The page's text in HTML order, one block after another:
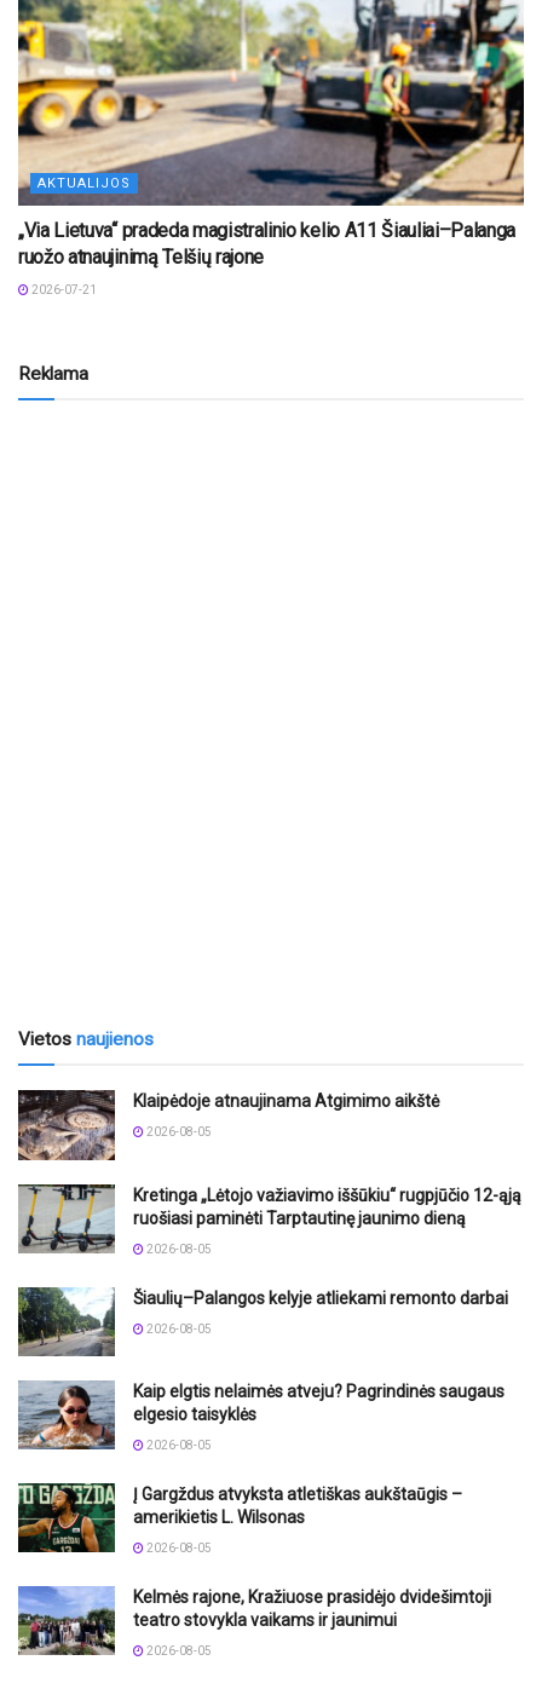
AKTUALIJOS
„Via Lietuva“ pradeda magistralinio kelio A11 Šiauliai–Palanga
ruožo atnaujinimą Telšių rajone
2026-07-21
Reklama
Vietos naujienos
Klaipėdoje atnaujinama Atgimimo aikštė
2026-08-05
Kretinga „Lėtojo važiavimo iššūkiu“ rugpjūčio 12-ąją
ruošiasi paminėti Tarptautinę jaunimo dieną
2026-08-05
Šiaulių–Palangos kelyje atliekami remonto darbai
2026-08-05
Kaip elgtis nelaimės atveju? Pagrindinės saugaus
elgesio taisyklės
2026-08-05
Į Gargždus atvyksta atletiškas aukštaūgis –
amerikietis L. Wilsonas
2026-08-05
Kelmės rajone, Kražiuose prasidėjo dvidešimtoji
teatro stovykla vaikams ir jaunimui
2026-08-05